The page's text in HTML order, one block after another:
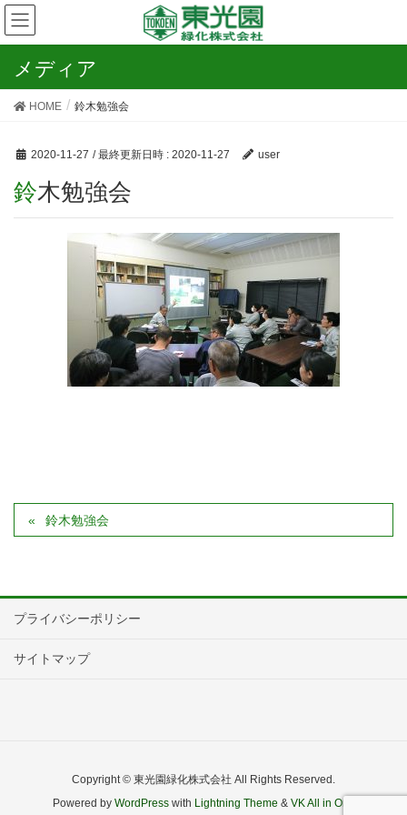
メディア
HOME 鈴木勉強会
2020-11-27 / 最終更新日時 : 2020-11-27 user
鈴木勉強会
鈴木勉強会
プライバシーポリシー
サイトマップ
Copyright © 東光園緑化株式会社 All Rights Reserved.
Powered by WordPresswith Lightning Theme & VK All in One